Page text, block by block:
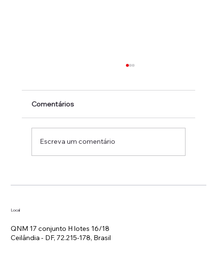
e sua família
Comentários
Escreva um comentário
Local
QNM 17 conjunto H lotes 16/18
Ceilândia - DF, 72.215-178, Brasil